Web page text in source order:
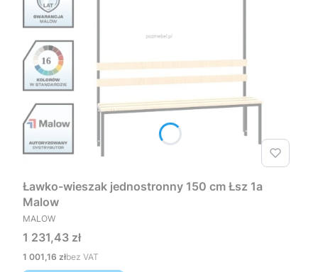
Ławko-wieszak jednostronny 150 cm Łsz 1a
Malow
PRODUCENT
MALOW
Cena
1 231,43 zł
Cena
1 001,16 złbez VAT